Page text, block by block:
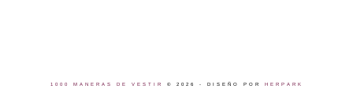
1000 MANERAS DE VESTIR © 2026 - DISEÑO POR HERPARK